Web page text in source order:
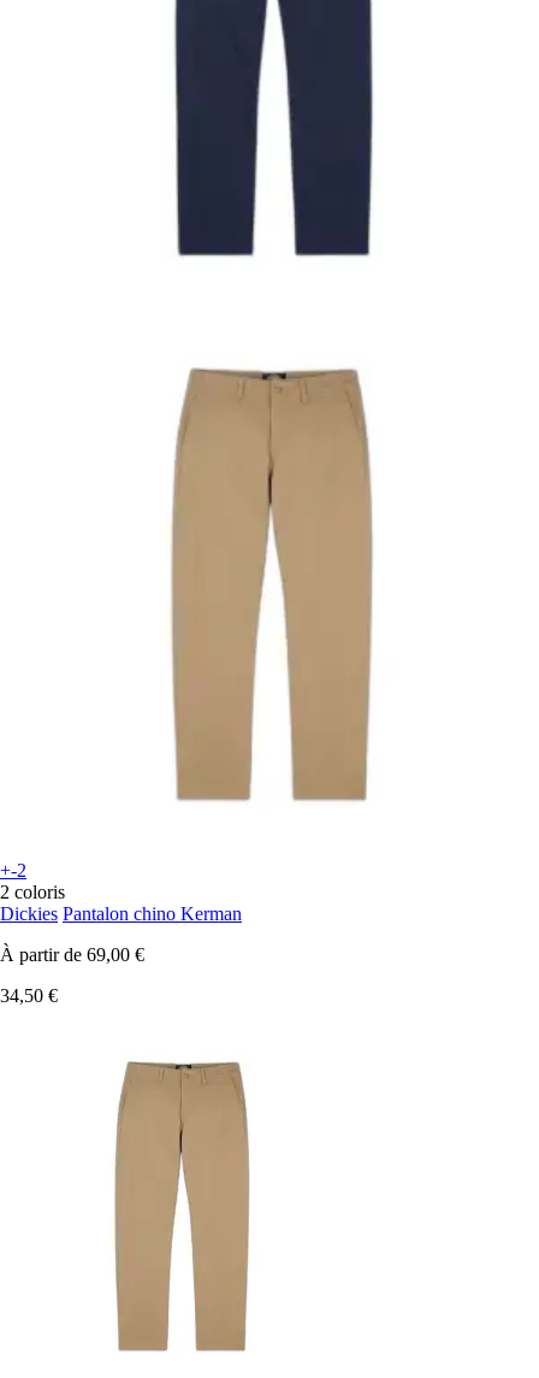
+-2
2 coloris
Dickies Pantalon chino Kerman
À partir de 69,00 €
34,50 €